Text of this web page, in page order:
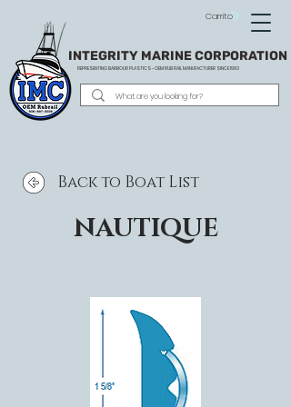
INTEGRITY MARINE CORPORATION
REPRESENTING BARBOUR PLASTICS - OEM RUB RAIL MANUFACTURER SINCE 1983
Carrito
Back to Boat List
NAUTIQUE